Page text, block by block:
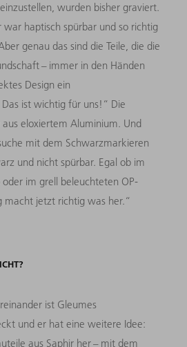
wurden bisher graviert.
war haptisch spürbar und so richtig
genau das sind die Teile, die die
– immer in den Händen
Design ein
ist wichtig für uns!“ Die
eloxiertem Aluminium. Und
mit dem Schwarzmarkieren
und nicht spürbar. Egal ob im
im grell beleuchteten OP-
macht jetzt ­richtig was her.“
ist Gleumes
und er hat eine weitere Idee:
aus Saphir her – mit dem